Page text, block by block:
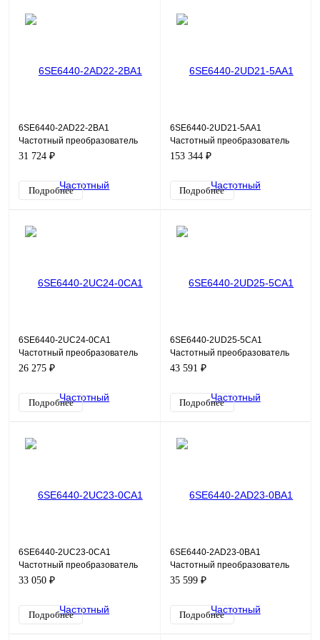
6SE6440-2AD22-2BA1
Частотный преобразователь
Siemens Micromaster 440,
31 724 ₽
Подробнее
6SE6440-2UD21-5AA1
Частотный преобразователь
Siemens Micromaster 440,
153 344 ₽
Подробнее
6SE6440-2UC24-0CA1
Частотный преобразователь
Siemens Micromaster 440, 4кВт,
26 275 ₽
Подробнее
6SE6440-2UD25-5CA1
Частотный преобразователь
Siemens Micromaster 440,
43 591 ₽
Подробнее
6SE6440-2UC23-0CA1
Частотный преобразователь
Siemens Micromaster 440, 3кВт,
33 050 ₽
Подробнее
6SE6440-2AD23-0BA1
Частотный преобразователь
Siemens Micromaster 440, 3кВт,
35 599 ₽
Подробнее